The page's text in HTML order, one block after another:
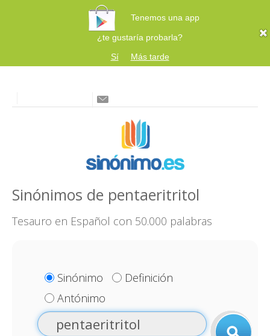
Tenemos una app
¿te gustaría probarla?
Sí
Más tarde
Sinónimos de pentaeritritol
Tesauro en Español con 50.000 palabras
Sinónimo
Definición
Antónimo